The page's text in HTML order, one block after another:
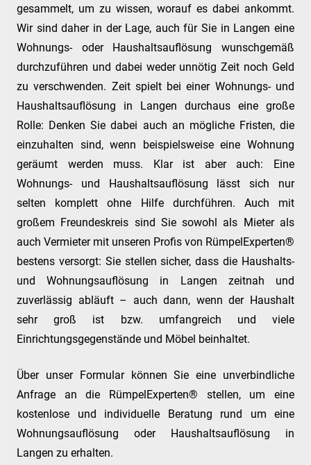
gesammelt, um zu wissen, worauf es dabei ankommt.
Wir sind daher in der Lage, auch für Sie in Langen eine
Wohnungs- oder Haushaltsauflösung wunschgemäß
durchzuführen und dabei weder unnötig Zeit noch Geld
zu verschwenden. Zeit spielt bei einer Wohnungs- und
Haushaltsauflösung in Langen durchaus eine große
Rolle: Denken Sie dabei auch an mögliche Fristen, die
einzuhalten sind, wenn beispielsweise eine Wohnung
geräumt werden muss. Klar ist aber auch: Eine
Wohnungs- und Haushaltsauflösung lässt sich nur
selten komplett ohne Hilfe durchführen. Auch mit
großem Freundeskreis sind Sie sowohl als Mieter als
auch Vermieter mit unseren Profis von RümpelExperten®
bestens versorgt: Sie stellen sicher, dass die Haushalts-
und Wohnungsauflösung in Langen zeitnah und
zuverlässig abläuft – auch dann, wenn der Haushalt
sehr groß ist bzw. umfangreich und viele
Einrichtungsgegenstände und Möbel beinhaltet.
Über unser Formular können Sie eine unverbindliche
Anfrage an die RümpelExperten® stellen, um eine
kostenlose und individuelle Beratung rund um eine
Wohnungsauflösung oder Haushaltsauflösung in
Langen zu erhalten.